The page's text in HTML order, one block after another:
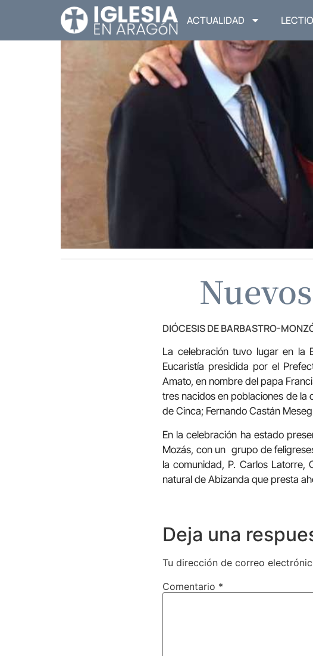
ACTUALIDAD
DIÓCESIS DE BARBASTRO-
La celebración tuvo lugar en la
Eucaristía presidida por el
Amato, en nombre del papa
tres nacidos en poblaciones de la
de Cinca; Fernando Castán
En la celebración ha estado
Mozás, con un grupo de
la comunidad, P. Carlos
natural de Abizanda que presta
Deja una
Tu dirección de correo
Comentario *